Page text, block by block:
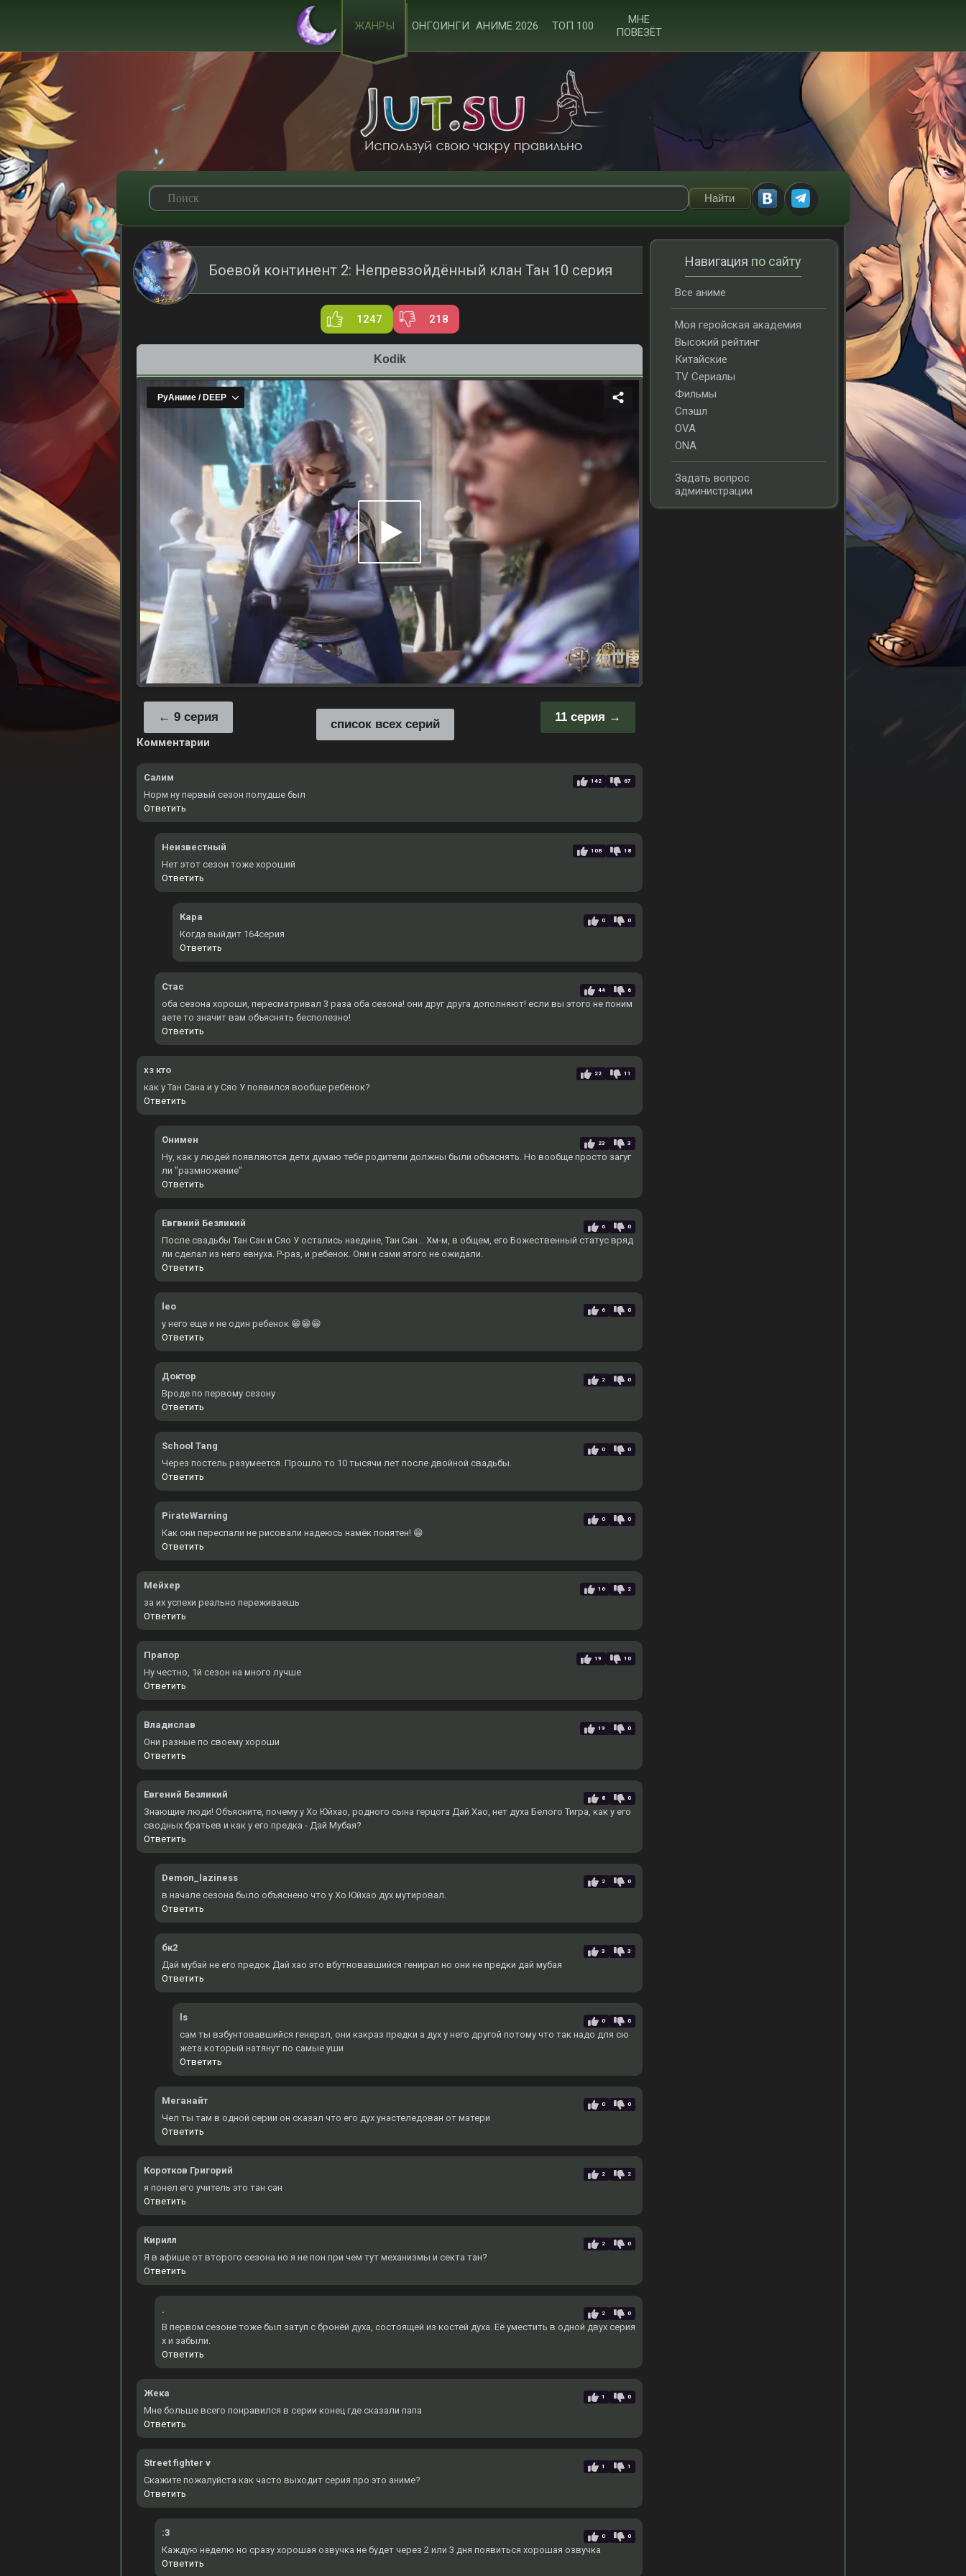
ЖАНРЫ ОНГОИНГИ АНИМЕ 2026 ТОП 100
МНЕ
ПОВЕЗЁТ
Боевой континент 2: Непревзойдённый клан Тан 10 серия
1247 218
Kodik
11 серия
9 серия
список всех серий
Комментарии
Салим 142 67
Норм ну первый сезон полудше был
Ответить
Неизвестный 108 18
Нет этот сезон тоже хороший
Ответить
Кара 0 0
Когда выйдит 164серия
Ответить
Стас 44 6
оба сезона хороши, пересматривал 3 раза оба сезона! они друг друга дополняют! если вы этого не поним
аете то значит вам объяснять бесполезно!
Ответить
хз кто 22 11
как у Тан Сана и у Сяо У появился вообще ребёнок?
Ответить
Онимен 23 3
Ну, как у людей появляются дети думаю тебе родители должны были объяснять. Но вообще просто загуг
ли "размножение"
Ответить
Евгвний Безликий 6 0
После свадьбы Тан Сан и Сяо У остались наедине, Тан Сан... Хм-м, в общем, его Божественный статус вряд
ли сделал из него евнуха. Р-раз, и ребенок. Они и сами этого не ожидали.
Ответить
leo 6 0
у него еще и не один ребенок 😁😁😁
Ответить
Доктор 2 0
Вроде по первому сезону
Ответить
School Tang 0 0
Через постель разумеется. Прошло то 10 тысячи лет после двойной свадьбы.
Ответить
PirateWarning 0 0
Как они переспали не рисовали надеюсь намёк понятен! 😁
Ответить
Мейхер 16 2
за их успехи реально переживаешь
Ответить
Прапор 19 10
Ну честно, 1й сезон на много лучше
Ответить
Владислав 19 0
Они разные по своему хороши
Ответить
Евгений Безликий 8 0
Знающие люди! Объясните, почему у Хо Юйхао, родного сына герцога Дай Хао, нет духа Белого Тигра, как у его
сводных братьев и как у его предка - Дай Мубая?
Ответить
Demon_laziness 2 0
в начале сезона было объяснено что у Хо Юйхао дух мутировал.
Ответить
бк2 3 3
Дай мубай не его предок Дай хао это вбутновавшийся генирал но они не предки дай мубая
Ответить
ls 0 0
сам ты взбунтовавшийся генерал, они какраз предки а дух у него другой потому что так надо для сю
жета который натянут по самые уши
Ответить
Меганайт 0 0
Чел ты там в одной серии он сказал что его дух унастеледован от матери
Ответить
Коротков Григорий 2 2
я понел его учитель это тан сан
Ответить
Кирилл 2 0
Я в афише от второго сезона но я не пон при чем тут механизмы и секта тан?
Ответить
. 2 0
В первом сезоне тоже был затуп с бронёй духа, состоящей из костей духа. Еë уместить в одной двух серия
х и забыли.
Ответить
Жека 1 0
Мне больше всего понравился в серии конец где сказали папа
Ответить
Street fighter v 1 1
Скажите пожалуйста как часто выходит серия про это аниме?
Ответить
:3 0 0
Каждую неделю но сразу хорошая озвучка не будет через 2 или 3 дня появиться хорошая озвучка
Ответить
Навигация по сайту
Все аниме
Моя геройская академия
Высокий рейтинг
Китайские
TV Сериалы
Фильмы
Спэшл
OVA
ONA
Задать вопрос
администрации